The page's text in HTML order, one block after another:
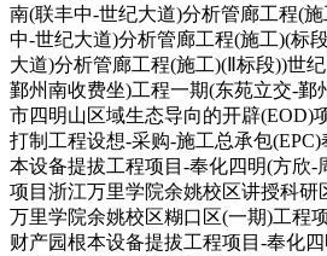
南(联丰中-世纪大道)分析管廊工程(
中-世纪大道)分析管廊工程(施工)(标
大道)分析管廊工程(施工)(Ⅱ标段))世
鄞州南收费坐)工程一期(东苑立交-鄞
市四明山区域生态导向的开辟(EOD)
打制工程设想-采购-施工总承包
本设备提拔工程项目-奉化四明(方欣-
项目浙江万里学院余姚校区讲授科研
万里学院余姚校区糊口区(一期)工程
财产园根本设备提拔工程项目-奉化